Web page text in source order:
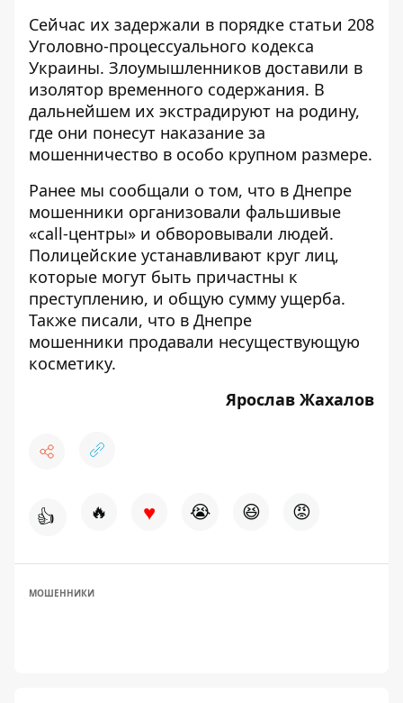
Сейчас их задержали в порядке статьи 208
Уголовно-процессуального кодекса
Украины. Злоумышленников доставили в
изолятор временного содержания. В
дальнейшем их экстрадируют на родину,
где они понесут наказание за
мошенничество в особо крупном размере.
Ранее мы сообщали о том, что в Днепре
мошенники организовали фальшивые
«call-центры» и обворовывали людей.
Полицейские устанавливают круг лиц,
которые могут быть причастны к
преступлению, и общую сумму ущерба.
Также писали, что в Днепре
мошенники продавали несуществующую
косметику.
Ярослав Жахалов
👍 🔥 ♥ 😭 😆 😡
МОШЕННИКИ